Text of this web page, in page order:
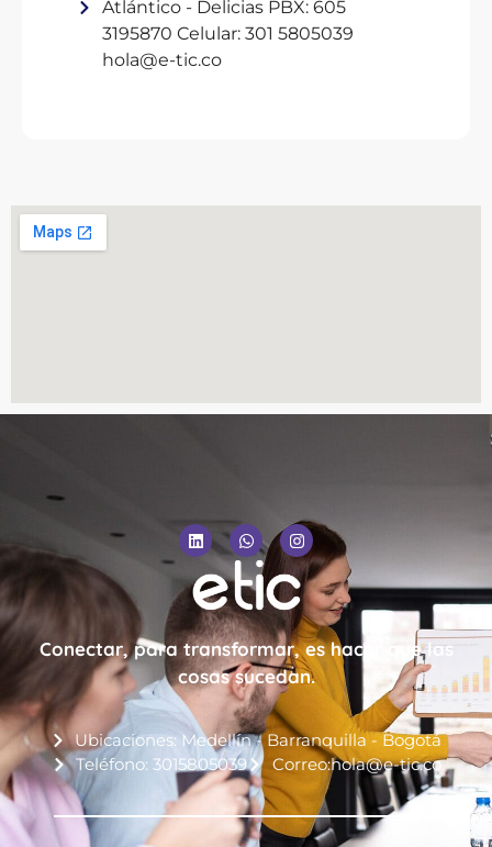
Atlántico - Delicias PBX: 605
3195870 Celular: 301 5805039
hola@e-tic.co
Conectar, para transformar, es hacer que las
cosas sucedan.
Ubicaciones: Medellín - Barranquilla - Bogotá
Teléfono: 3015805039
Correo:hola@e-tic.co